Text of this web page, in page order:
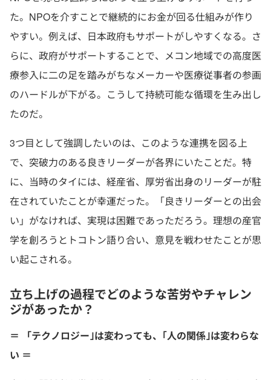
た。NPOを介すことで継続的にお金が回る仕組みが作り
やすい。例えば、日本政府もサポートがしやすくなる。さ
らに、政府がサポートすることで、メコン地域での高度医
療参入に二の足を踏みがちなメーカーや医療従事者の参画
のハードルが下がる。こうして持続可能な循環を生み出し
たのだ。
3つ目として強調したいのは、このような連携を図る上
で、突破力のある良きリーダーが各界にいたことだ。特
に、当時のタイには、経産省、厚労省出身のリーダーが駐
在されていたことが幸運だった。「良きリーダーとの出会
い」がなければ、実現は困難であっただろう。理想の産官
学を創ろうとトコトン語り合い、意見を戦わせたことが思
い起こされる。
立ち上げの過程でどのような苦労やチャレン
ジがあったか？
＝ 「テクノロジー｣は変わっても、｢人の関係｣は変わらな
い ＝